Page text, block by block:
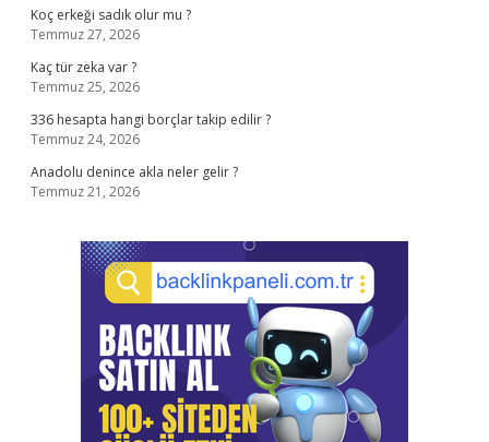
Koç erkeği sadık olur mu ?
Temmuz 27, 2026
Kaç tür zeka var ?
Temmuz 25, 2026
336 hesapta hangi borçlar takip edilir ?
Temmuz 24, 2026
Anadolu denince akla neler gelir ?
Temmuz 21, 2026